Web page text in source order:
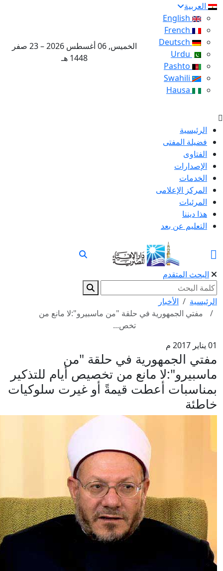
العربية
الخميس, 06 أغسطس 2026 – 23 صفر
1448 هـ
الرئيسية
فضيلة المفتى
الفتاوى
الإصدارات
الخدمات
المركز الإعلامى
المرئيات
هذا ديننا
التعليم عن بعد
البحث المتقدم
الأخبار
مفتي الجمهورية في حلقة "من ماسبيرو":لا مانع من
تخص...
الجمهورية في حلقة "من
مانع من تخصيص أيام للتذكير
أعطت قيمةً أو غيرت سلوكيات